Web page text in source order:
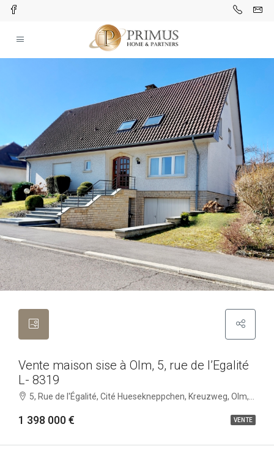
Vente maison sise à Olm, 5, rue de l’Egalité
L- 8319
5, Rue de l'Égalité, Cité Huesekneppchen, Kreuzweg, Olm, Kehlen, Canton Capellen, 8319, Lëtzebuerg
1 398 000 € VENTE